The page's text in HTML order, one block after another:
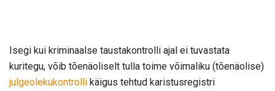
Isegi kui kriminaalse taustakontrolli ajal ei tuvastata
kuritegu, võib tõenäoliselt tulla toime võimaliku (tõenäolise)
julgeolekukontrolli käigus tehtud karistusregistri